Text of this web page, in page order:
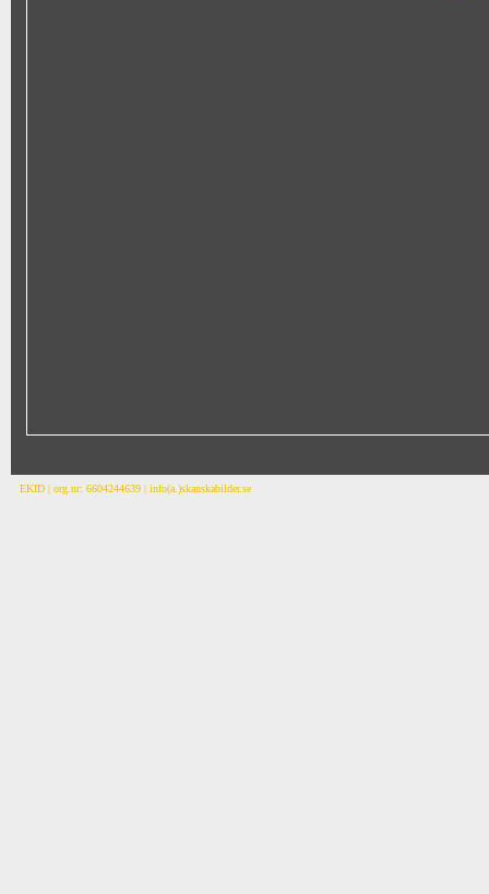
EKID | org.nr: 6604244639 | info(a.)skanskabilder.se